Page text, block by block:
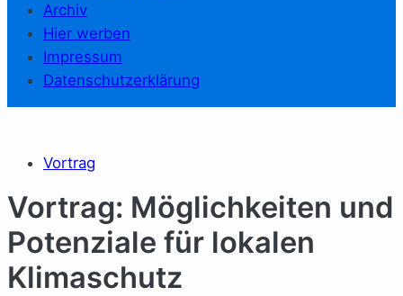
Archiv
Hier werben
Impressum
Datenschutzerklärung
Vortrag
Vortrag: Möglichkeiten und
Potenziale für lokalen
Klimaschutz